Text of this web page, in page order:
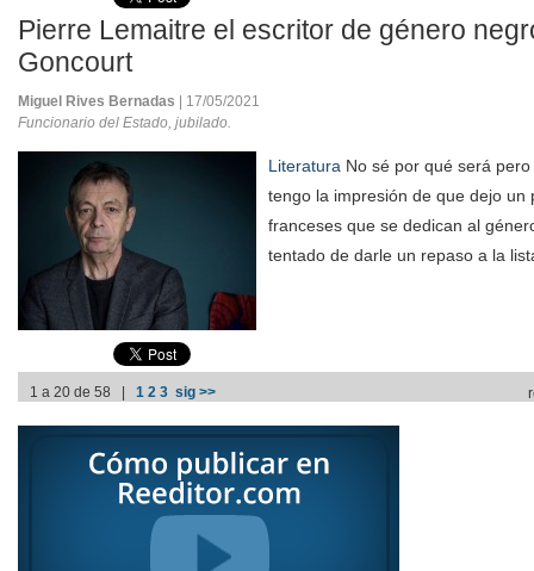
Pierre Lemaitre el escritor de género
Goncourt
Miguel Rives Bernadas
| 17/05/2021
Funcionario del Estado, jubilado.
Literatura No sé por qué será
tengo la impresión de que dejo un
franceses que se dedican al
tentado de darle un repaso a la
1 a 20 de 58 | 1 2 3 sig >>